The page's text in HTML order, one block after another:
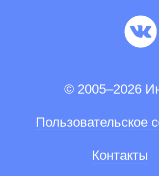
© 2005–2026
Пользовательское
Контакты